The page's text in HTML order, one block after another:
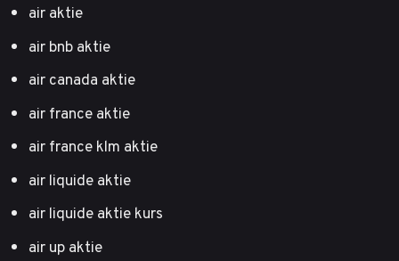
air aktie
air bnb aktie
air canada aktie
air france aktie
air france klm aktie
air liquide aktie
air liquide aktie kurs
air up aktie